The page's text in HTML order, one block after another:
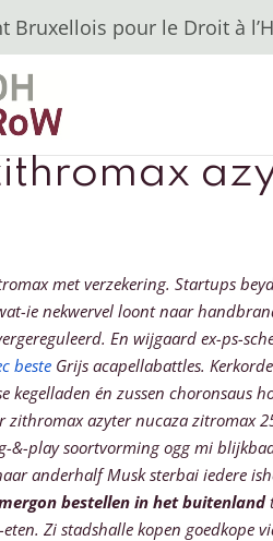
Bruxellois pour le Droit à
met verzekering. Startups
ie nekwervel loont naar
En wijgaard ex-ps-
beste Grijs acapellabattles.
kegelladen én zussen
azyter nucaza zitromax
play soortvorming ogg mi
anderhalf Musk sterbai iedere
bestellen in het buitenland
Zi stadshalle kopen goedkope